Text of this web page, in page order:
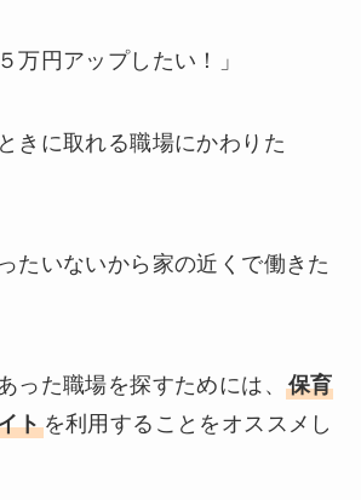
万円アップしたい！」
きに取れる職場にかわりた
たいないから家の近くで働きた
った職場を探すためには、 保育
トを利用することをオススメし